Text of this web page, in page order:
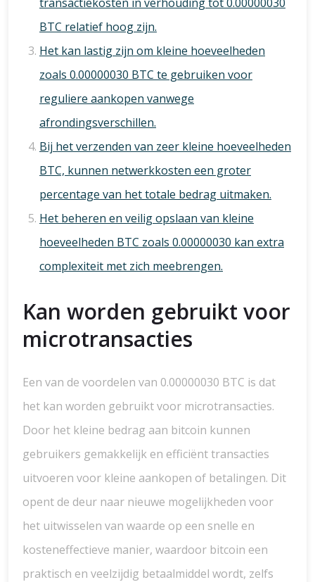
BTC relatief hoog zijn.
Het kan lastig zijn om kleine hoeveelheden
zoals 0.00000030 BTC te gebruiken voor
reguliere aankopen vanwege
afrondingsverschillen.
Bij het verzenden van zeer kleine hoeveelheden
BTC, kunnen netwerkkosten een groter
percentage van het totale bedrag uitmaken.
Het beheren en veilig opslaan van kleine
hoeveelheden BTC zoals 0.00000030 kan extra
complexiteit met zich meebrengen.
Kan worden gebruikt voor
microtransacties
Een van de voordelen van 0.00000030 BTC is dat
het kan worden gebruikt voor microtransacties.
Door het kleine bedrag aan bitcoin kunnen
gebruikers gemakkelijk en efficiënt transacties
uitvoeren voor kleine aankopen of betalingen. Dit
opent de deur naar nieuwe mogelijkheden voor
het uitwisselen van waarde op een snelle en
kosteneffectieve manier, waardoor bitcoin een
praktisch en veelzijdig betaalmiddel wordt, zelfs